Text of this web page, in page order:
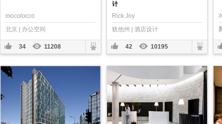
mocolocco
北京 | 办公空间
34 11208
计
Rick Joy
犹他州 | 酒店设计
42 10195